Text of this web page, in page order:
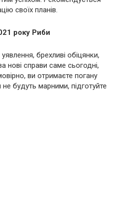
своїх планів.
року Риби
брехливі обіцянки,
нові справи саме сьогодні,
ви отримаєте погану
будуть марними, підготуйте